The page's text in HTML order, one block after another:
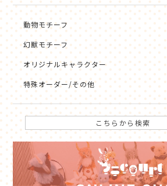
動物モチーフ
幻獣モチーフ
オリジナルキャラクター
特殊オーダー/その他